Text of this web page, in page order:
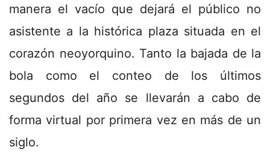
manera el vacío que dejará el público no
asistente a la histórica plaza situada en el
corazón neoyorquino. Tanto la bajada de la
bola como el conteo de los últimos
segundos del año se llevarán a cabo de
forma virtual por primera vez en más de un
siglo.